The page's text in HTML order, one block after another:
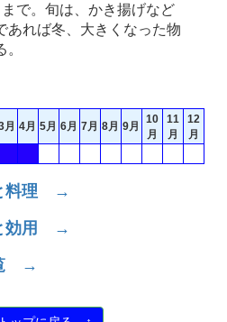
で。旬は、かき揚げなど
あれば冬、大きくなった物
月 4月 5月 6月 7月 8月 9月
10
月
11
月
12
月
料理 →
効用 →
→